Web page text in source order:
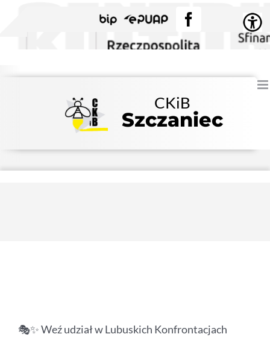
zawartości
BIP EPUAPFacebook
CKiB
Szczaniec
🎭✨ Weź udział w Lubuskich Konfrontacjach